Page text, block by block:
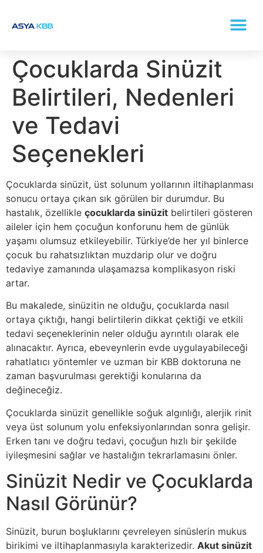
Çocuklarda Sinüzit
Belirtileri, Nedenleri
ve Tedavi
Seçenekleri
Çocuklarda sinüzit, üst solunum yollarının iltihaplanması
sonucu ortaya çıkan sık görülen bir durumdur. Bu
hastalık, özellikle çocuklarda sinüzit belirtileri gösteren
aileler için hem çocuğun konforunu hem de günlük
yaşamı olumsuz etkileyebilir. Türkiye’de her yıl binlerce
çocuk bu rahatsızlıktan muzdarip olur ve doğru
tedaviye zamanında ulaşamazsa komplikasyon riski
artar.
Bu makalede, sinüzitin ne olduğu, çocuklarda nasıl
ortaya çıktığı, hangi belirtilerin dikkat çektiği ve etkili
tedavi seçeneklerinin neler olduğu ayrıntılı olarak ele
alınacaktır. Ayrıca, ebeveynlerin evde uygulayabileceği
rahatlatıcı yöntemler ve uzman bir KBB doktoruna ne
zaman başvurulması gerektiği konularına da
değineceğiz.
Çocuklarda sinüzit genellikle soğuk algınlığı, alerjik rinit
veya üst solunum yolu enfeksiyonlarından sonra gelişir.
Erken tanı ve doğru tedavi, çocuğun hızlı bir şekilde
iyileşmesini sağlar ve hastalığın tekrarlamasını önler.
Sinüzit Nedir ve Çocuklarda
Nasıl Görünür?
Sinüzit, burun boşluklarını çevreleyen sinüslerin mukus
birikimi ve iltihaplanmasıyla karakterizedir. Akut sinüzit